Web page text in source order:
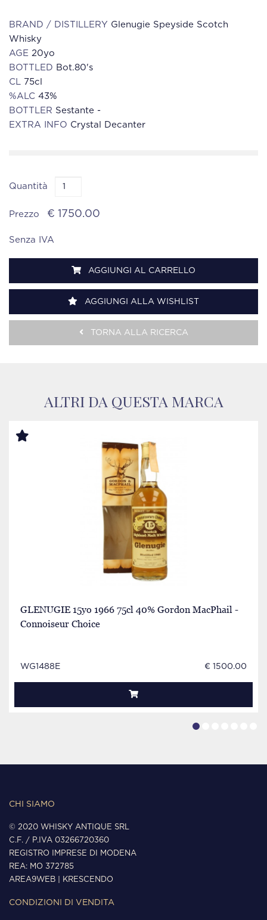
BRAND / DISTILLERY Glenugie Speyside Scotch
Whisky
AGE 20yo
BOTTLED Bot.80's
CL 75cl
%ALC 43%
BOTTLER Sestante -
EXTRA INFO Crystal Decanter
Quantità
Prezzo € 1750.00
Senza IVA
AGGIUNGI AL CARRELLO
AGGIUNGI ALLA WISHLIST
TORNA ALLA RICERCA
ALTRI DA QUESTA MARCA
GLENUGIE 15yo 1966 75cl 40% Gordon MacPhail -
Connoiseur Choice
WG1488E € 1500.00
CHI SIAMO
© 2020 WHISKY ANTIQUE SRL
C.F. / P.IVA 03266720360
REGISTRO IMPRESE DI MODENA
REA: MO 372785
AREA9WEB
KRESCENDO
CONDIZIONI DI VENDITA